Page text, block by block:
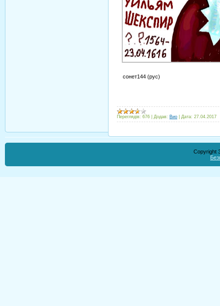
сонет144 (рус)
Переглядів: 676 Додав: Вио Дата: 27.04.2017
Copyright